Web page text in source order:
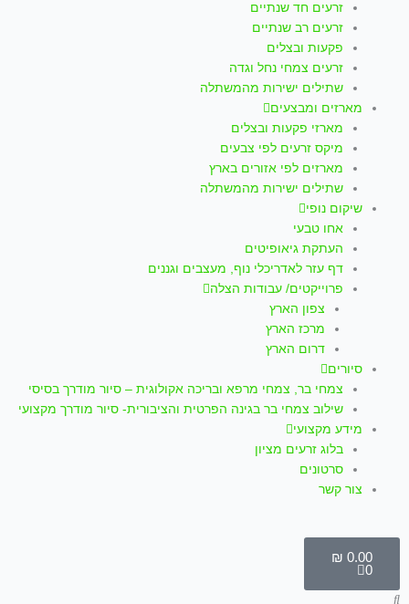
זרעים חד שנתיים
זרעים רב שנתיים
פקעות ובצלים
זרעים צמחי נחל וגדה
שתילים ישירות מהמשתלה
מארזים ומבצעים
מארזי פקעות ובצלים
מיקס זרעים לפי צבעים
מארזים לפי אזורים בארץ
שתילים ישירות מהמשתלה
שיקום נופי
אחו טבעי
העתקת גיאופיטים
דף עזר לאדריכלי נוף, מעצבים וגננים
פרוייקטים/ עבודות הצלה
צפון הארץ
מרכז הארץ
דרום הארץ
סיורים
צמחי בר, צמחי מרפא ובריכה אקולוגית – סיור מודרך בסיסי
שילוב צמחי בר בגינה הפרטית והציבורית- סיור מודרך מקצועי
מידע מקצועי
בלוג זרעים מציון
סרטונים
צור קשר
₪ 0.00
0
עגלת
קניות
חיפוש